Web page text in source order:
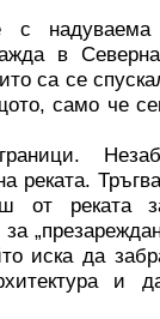
с
в
са се
само че
реката.
от реката
иска да
и